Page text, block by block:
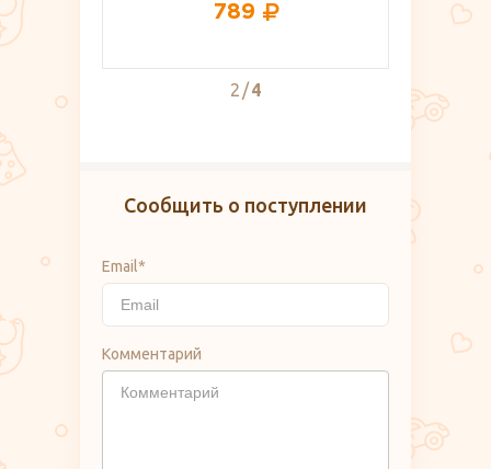
789
2 4
Сообщить о поступлении
Email*
Комментарий